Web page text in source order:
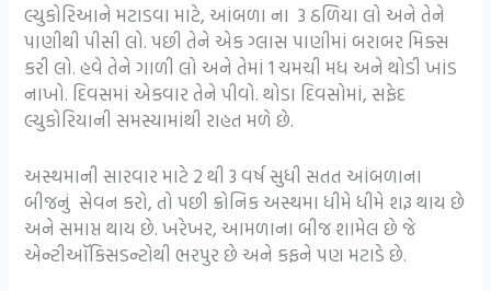
લ્યુકોરિઆને મટાડવા માટે, આંબળા ના 3 ઠળિયા લો અને તેને
પાણીથી પીસી લો. પછી તેને એક ગ્લાસ પાણીમાં બરાબર મિક્સ
કરી લો. હવે તેને ગાળી લો અને તેમાં 1 ચમચી મધ અને થોડી ખાંડ
નાખો. દિવસમાં એકવાર તેને પીવો. થોડા દિવસોમાં, સફેદ
લ્યુકોરિયાની સમસ્યામાંથી રાહત મળે છે.
અસ્થમાની સારવાર માટે 2 થી 3 વર્ષ સુધી સતત આંબળાના
બીજનું સેવન કરો, તો પછી ક્રોનિક અસ્થમા ધીમે ધીમે શરૂ થાય છે
અને સમાપ્ત થાય છે. ખરેખર, આમળાના બીજ શામેલ છે જે
એન્ટીઑકિસડન્ટોથી ભરપુર છે અને કફને પણ મટાડે છે.